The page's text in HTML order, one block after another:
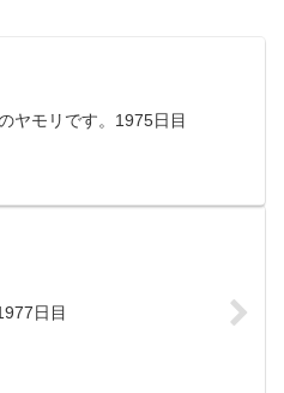
ヤモリです。1975日目
日目